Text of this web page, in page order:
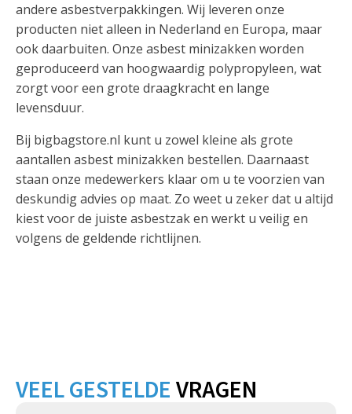
andere asbestverpakkingen. Wij leveren onze
producten niet alleen in Nederland en Europa, maar
ook daarbuiten. Onze asbest minizakken worden
geproduceerd van hoogwaardig polypropyleen, wat
zorgt voor een grote draagkracht en lange
levensduur.
Bij bigbagstore.nl kunt u zowel kleine als grote
aantallen asbest minizakken bestellen. Daarnaast
staan onze medewerkers klaar om u te voorzien van
deskundig advies op maat. Zo weet u zeker dat u altijd
kiest voor de juiste asbestzak en werkt u veilig en
volgens de geldende richtlijnen.
VEEL GESTELDEVRAGEN